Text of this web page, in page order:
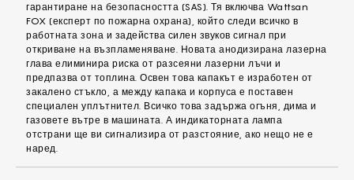
гарантиране на безопасността (SAS). Тя включва Wattsan
FOX (експерт по пожарна охрана), който следи всичко в
работната зона и задейства силен звуков сигнал при
откриване на възпламеняване. Новата анодизирана лазерна
глава елиминира риска от разсеяни лазерни лъчи и
предпазва от топлина. Освен това капакът е изработен от
закалено стъкло, а между капака и корпуса е поставен
специален уплътнител. Всичко това задържа огъня, дима и
газовете вътре в машината. А индикаторната лампа
отстрани ще ви сигнализира от разстояние, ако нещо не е
наред.